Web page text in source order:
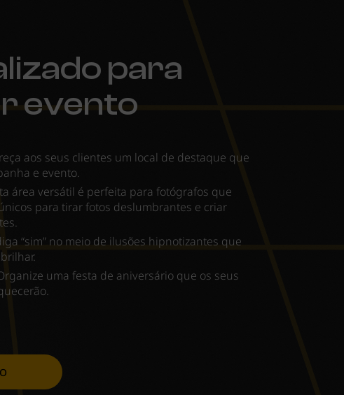
para
evento
aos seus clientes um local de destaque que
e evento.
área versátil é perfeita para fotógrafos que
para tirar fotos deslumbrantes e criar
“sim” no meio de ilusões hipnotizantes que
uma festa de aniversário que os seus